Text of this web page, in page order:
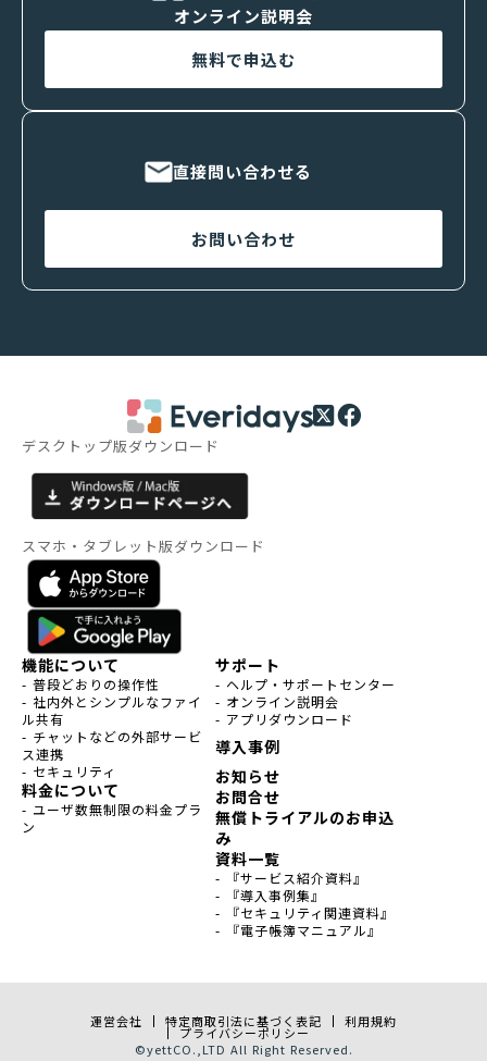
オンライン説明会
無料で申込む
直接問い合わせる
お問い合わせ
デスクトップ版ダウンロード
スマホ・タブレット版ダウンロード
機能について
- 普段どおりの操作性
- 社内外とシンプルなファイ
ル共有
- チャットなどの外部サービ
ス連携
- セキュリティ
料金について
- ユーザ数無制限の料金プラ
ン
サポート
- ヘルプ・サポートセンター
- オンライン説明会
- アプリダウンロード
導入事例
お知らせ
お問合せ
無償トライアルのお申込
み
資料一覧
- 『サービス紹介資料』
- 『導入事例集』
- 『セキュリティ関連資料』
- 『電子帳簿マニュアル』
運営会社 特定商取引法に基づく表記 利用規約
プライバシーポリシー
©yettCO.,LTD All Right Reserved.